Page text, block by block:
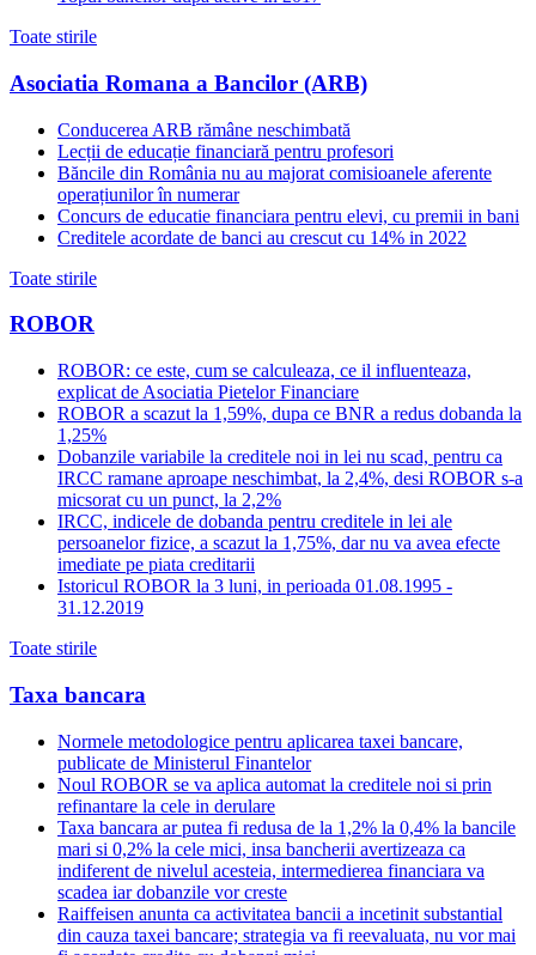
Toate stirile
Asociatia Romana a Bancilor (ARB)
Conducerea ARB rămâne neschimbată
Lecții de educație financiară pentru profesori
Băncile din România nu au majorat comisioanele aferente
operațiunilor în numerar
Concurs de educatie financiara pentru elevi, cu premii in bani
Creditele acordate de banci au crescut cu 14% in 2022
Toate stirile
ROBOR
ROBOR: ce este, cum se calculeaza, ce il influenteaza,
explicat de Asociatia Pietelor Financiare
ROBOR a scazut la 1,59%, dupa ce BNR a redus dobanda la
1,25%
Dobanzile variabile la creditele noi in lei nu scad, pentru ca
IRCC ramane aproape neschimbat, la 2,4%, desi ROBOR s-a
micsorat cu un punct, la 2,2%
IRCC, indicele de dobanda pentru creditele in lei ale
persoanelor fizice, a scazut la 1,75%, dar nu va avea efecte
imediate pe piata creditarii
Istoricul ROBOR la 3 luni, in perioada 01.08.1995 -
31.12.2019
Toate stirile
Taxa bancara
Normele metodologice pentru aplicarea taxei bancare,
publicate de Ministerul Finantelor
Noul ROBOR se va aplica automat la creditele noi si prin
refinantare la cele in derulare
Taxa bancara ar putea fi redusa de la 1,2% la 0,4% la bancile
mari si 0,2% la cele mici, insa bancherii avertizeaza ca
indiferent de nivelul acesteia, intermedierea financiara va
scadea iar dobanzile vor creste
Raiffeisen anunta ca activitatea bancii a incetinit substantial
din cauza taxei bancare; strategia va fi reevaluata, nu vor mai